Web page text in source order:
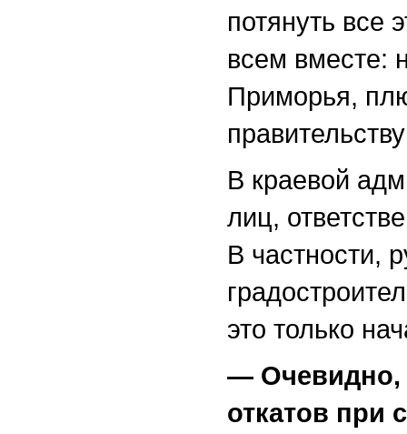
потянуть все
всем вместе:
Приморья,
В краевой
лиц,
В частности,
это только
—
откатов при